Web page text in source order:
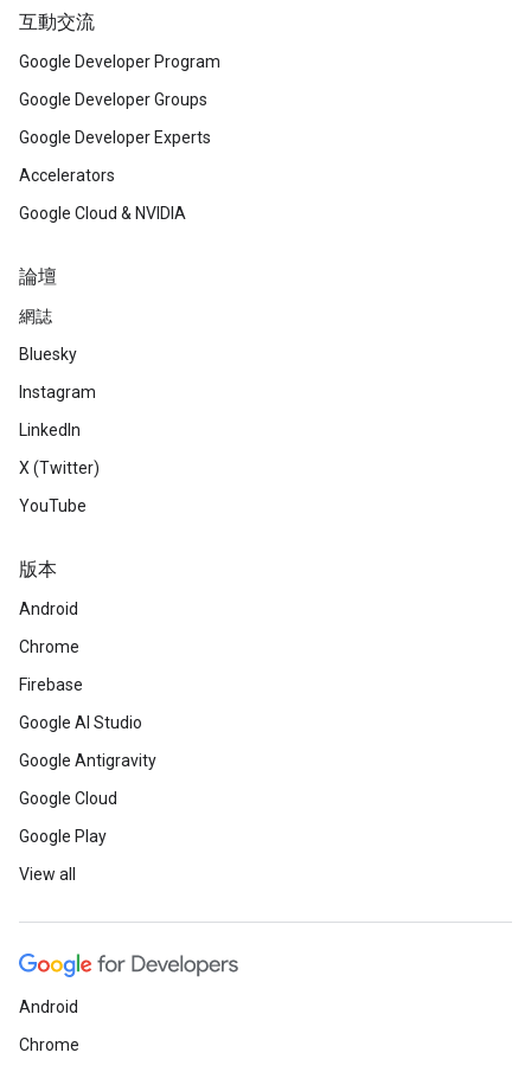
互動交流
Google Developer Program
Google Developer Groups
Google Developer Experts
Accelerators
Google Cloud & NVIDIA
論壇
網誌
Bluesky
Instagram
LinkedIn
X (Twitter)
YouTube
版本
Android
Chrome
Firebase
Google AI Studio
Google Antigravity
Google Cloud
Google Play
View all
Android
Chrome